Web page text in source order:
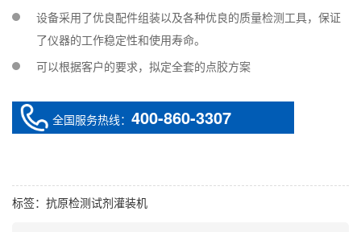
设备采用了优良配件组装以及各种优良的质量检测工具，保证
了仪器的工作稳定性和使用寿命。
可以根据客户的要求，拟定全套的点胶方案
全国服务热线： 400-860-3307
标签： 抗原检测试剂灌装机